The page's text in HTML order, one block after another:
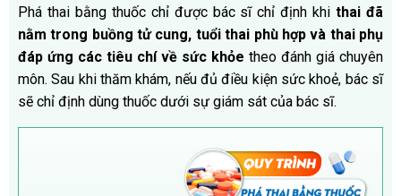
Phá thai bằng thuốc chỉ được bác sĩ chỉ định khithai đã
nằm trong buồng tử cung, tuổi thai phù hợp và thai phụ
đáp ứng các tiêu chí về sức khỏe theo đánh giá chuyên
môn. Sau khi thăm khám, nếu đủ điều kiện sức khoẻ, bác sĩ
sẽ chỉ định dùng thuốc dưới sự giám sát của bác sĩ.